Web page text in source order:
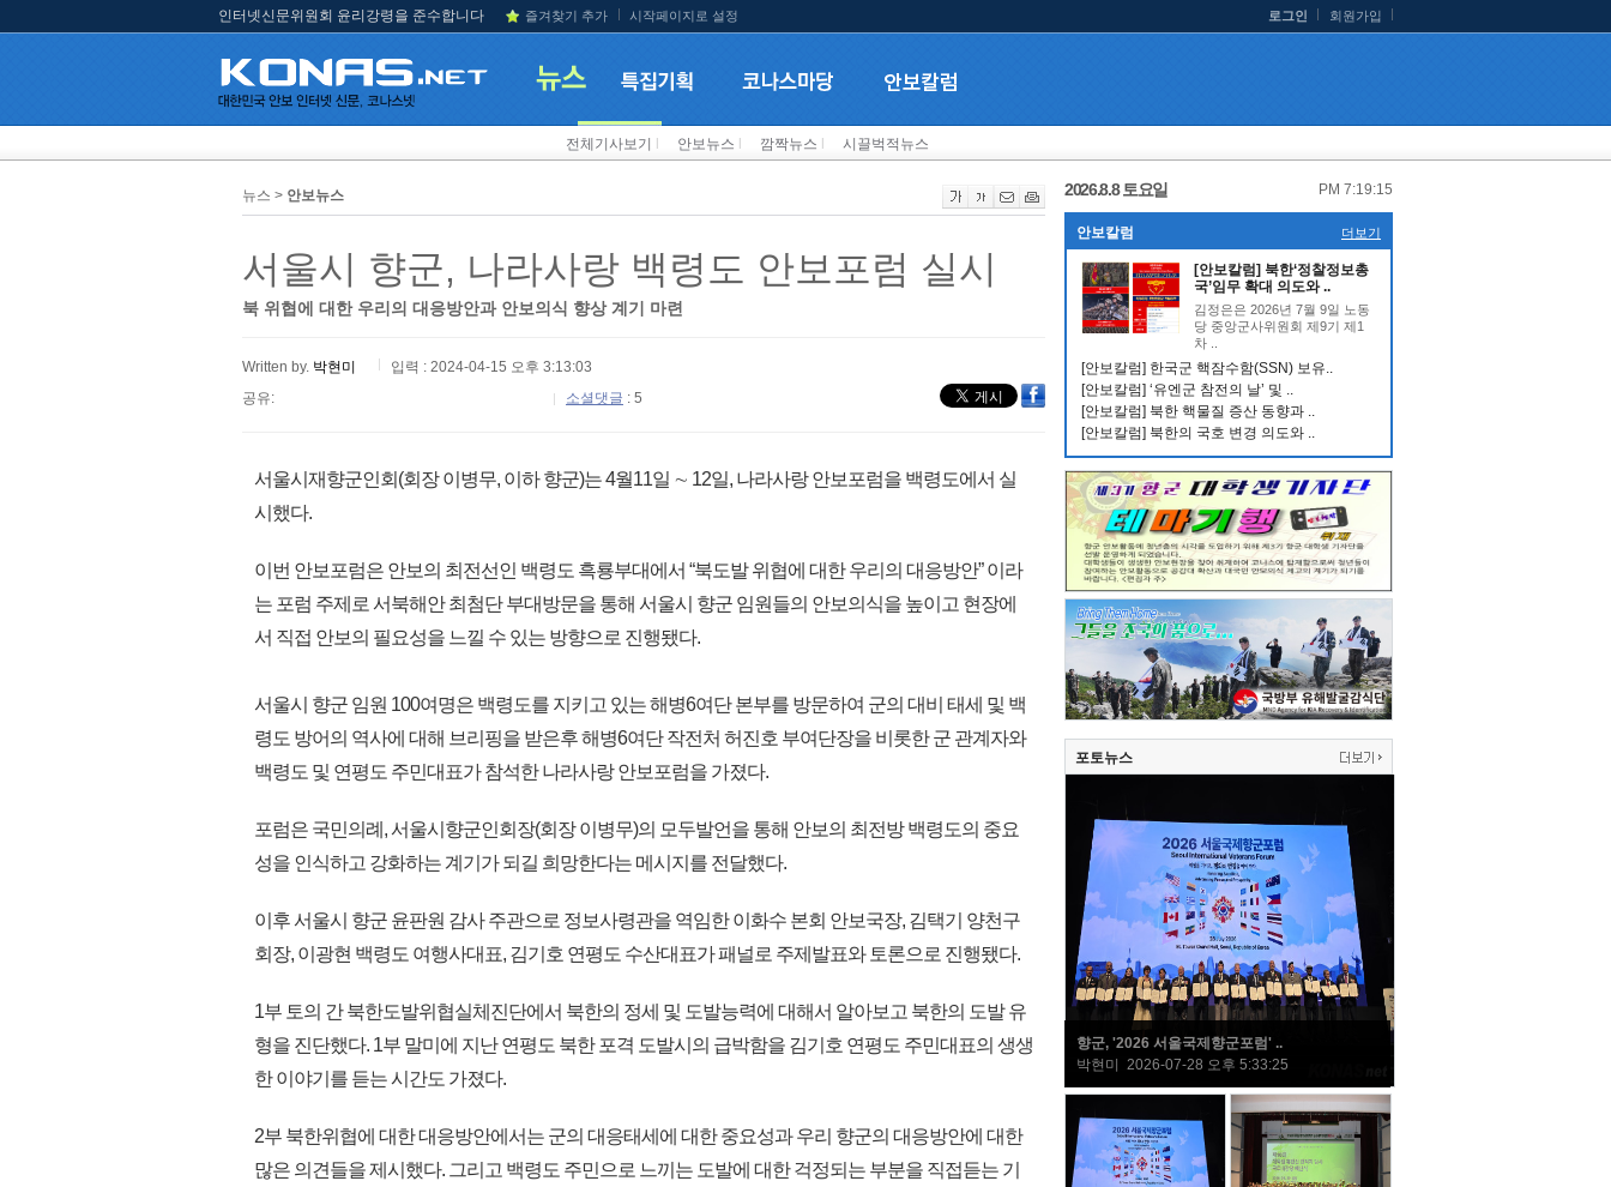
인터넷신문위원회 윤리강령을 준수합니다 즐겨찾기 추가 시작페이지로 설정 로그인 회원가입
전체기사보기 안보뉴스 깜짝뉴스 시끌벅적뉴스
뉴스 > 안보뉴스
서울시 향군, 나라사랑 백령도 안보포럼 실시
북 위협에 대한 우리의 대응방안과 안보의식 향상 계기 마련
Written by. 박현미
입력 : 2024-04-15 오후 3:13:03
공유:
소셜댓글 : 5
서울시재향군인회(회장 이병무, 이하 향군)는 4월11일 ∼ 12일, 나라사랑 안보포럼을 백령도에서 실
시했다.
이번 안보포럼은 안보의 최전선인 백령도 흑룡부대에서 “북도발 위협에 대한 우리의 대응방안” 이라
는 포럼 주제로 서북해안 최첨단 부대방문을 통해 서울시 향군 임원들의 안보의식을 높이고 현장에
서 직접 안보의 필요성을 느낄 수 있는 방향으로 진행됐다.
서울시 향군 임원 100여명은 백령도를 지키고 있는 해병6여단 본부를 방문하여 군의 대비 태세 및 백
령도 방어의 역사에 대해 브리핑을 받은후 해병6여단 작전처 허진호 부여단장을 비롯한 군 관계자와
백령도 및 연평도 주민대표가 참석한 나라사랑 안보포럼을 가졌다.
포럼은 국민의례, 서울시향군인회장(회장 이병무)의 모두발언을 통해 안보의 최전방 백령도의 중요
성을 인식하고 강화하는 계기가 되길 희망한다는 메시지를 전달했다.
이후 서울시 향군 윤판원 감사 주관으로 정보사령관을 역임한 이화수 본회 안보국장, 김택기 양천구
회장, 이광현 백령도 여행사대표, 김기호 연평도 수산대표가 패널로 주제발표와 토론으로 진행됐다.
1부 토의 간 북한도발위협실체진단에서 북한의 정세 및 도발능력에 대해서 알아보고 북한의 도발 유
형을 진단했다. 1부 말미에 지난 연평도 북한 포격 도발시의 급박함을 김기호 연평도 주민대표의 생생
한 이야기를 듣는 시간도 가졌다.
2부 북한위협에 대한 대응방안에서는 군의 대응태세에 대한 중요성과 우리 향군의 대응방안에 대한
많은 의견들을 제시했다. 그리고 백령도 주민으로 느끼는 도발에 대한 걱정되는 부분을 직접듣는 기
2026.8.8 토요일 PM 7:19:15
안보칼럼 더보기
[안보칼럼] 북한‘정찰정보총
국’임무 확대 의도와 ..
김정은은 2026년 7월 9일 노동
당 중앙군사위원회 제9기 제1
차 ..
[안보칼럼] 한국군 핵잠수함(SSN) 보유..
[안보칼럼] ‘유엔군 참전의 날’ 및 ..
[안보칼럼] 북한 핵물질 증산 동향과 ..
[안보칼럼] 북한의 국호 변경 의도와 ..
포토뉴스
향군, '2026 서울국제향군포럼' ..
박현미 2026-07-28 오후 5:33:25